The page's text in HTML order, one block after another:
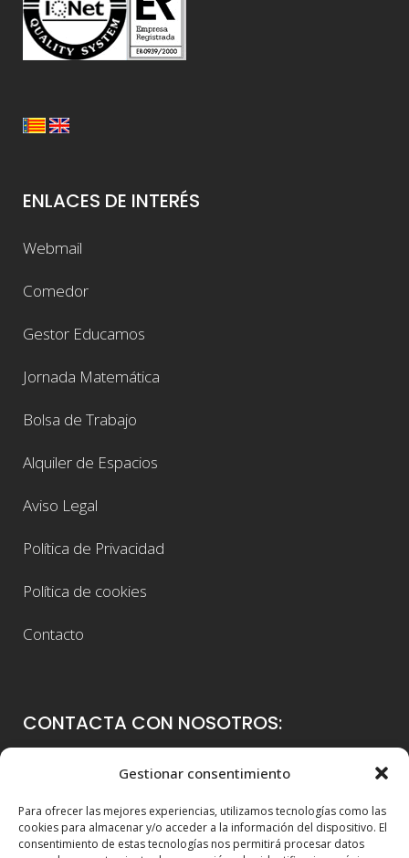
Gestionar consentimiento
Para ofrecer las mejores experiencias, utilizamos tecnologías como las
cookies para almacenar y/o acceder a la información del dispositivo. El
consentimiento de estas tecnologías nos permitirá procesar datos
ENLACES DE INTERÉS
Webmail
Comedor
Gestor Educamos
Jornada Matemática
Bolsa de Trabajo
Alquiler de Espacios
Aviso Legal
Política de Privacidad
Política de cookies
Contacto
CONTACTA CON NOSOTROS:
Colegio Guadalaviar
46021 Valencia
96 339 36 00